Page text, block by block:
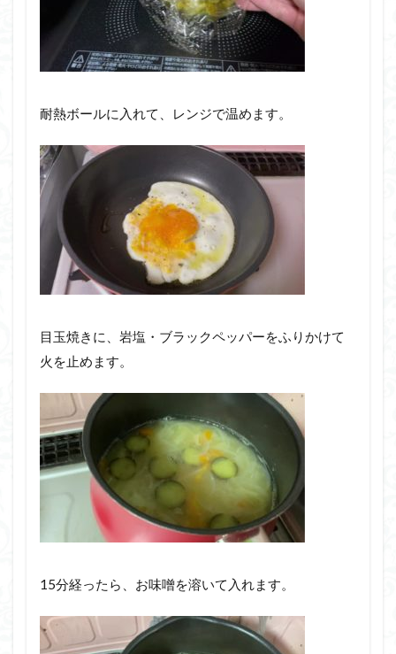
耐熱ボールに入れて、レンジで温めます。
目玉焼きに、岩塩・ブラックペッパーをふりかけて
火を止めます。
15分経ったら、お味噌を溶いて入れます。